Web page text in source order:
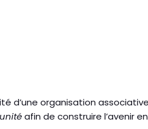
d’une organisation
afin de construire l’avenir